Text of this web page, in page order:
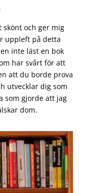
skönt och ger mig
uppleft på detta
inte läst en bok
har svårt för att
att du borde prova
utvecklar dig som
som gjorde att jag
dom.